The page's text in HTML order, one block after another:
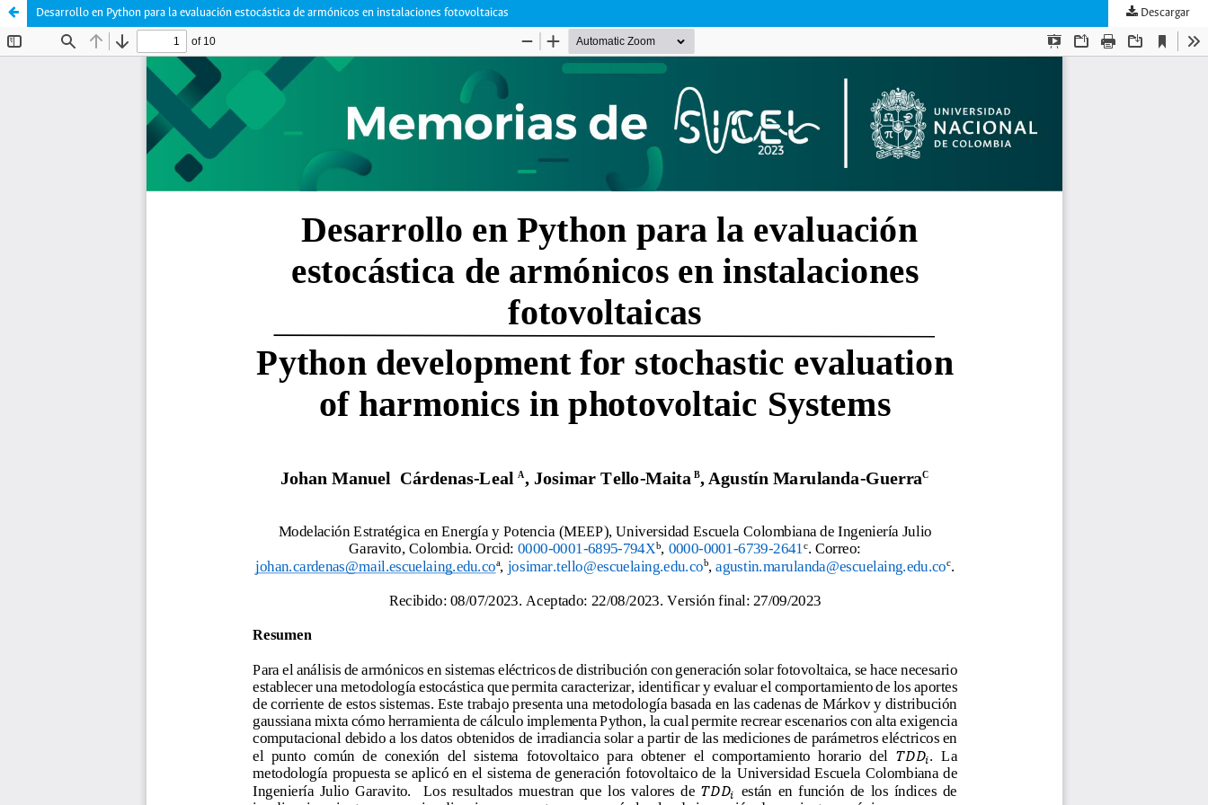
Desarrollo en Python para la evaluación estocástica de armónicos en instalaciones fotovoltaicas Descargar